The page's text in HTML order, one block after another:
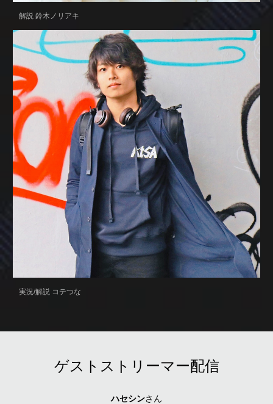
解説 鈴木ノリアキ
実況/解説 コテつな
ゲストストリーマー配信
ハセシンさん